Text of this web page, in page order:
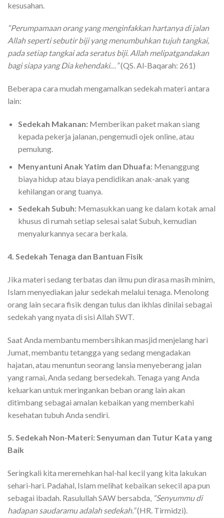
kesusahan.
“Perumpamaan orang yang menginfakkan hartanya di jalan
Allah seperti sebutir biji yang menumbuhkan tujuh tangkai,
pada setiap tangkai ada seratus biji. Allah melipatgandakan
bagi siapa yang Dia kehendaki…”(QS. Al-Baqarah: 261)
Beberapa cara mudah mengamalkan sedekah materi antara
lain:
Sedekah Makanan:Memberikan paket makan siang
kepada pekerja jalanan, pengemudi ojek online, atau
pemulung.
Menyantuni Anak Yatim dan Dhuafa:Menanggung
biaya hidup atau biaya pendidikan anak-anak yang
kehilangan orang tuanya.
Sedekah Subuh:Memasukkan uang ke dalam kotak amal
khusus di rumah setiap selesai salat Subuh, kemudian
menyalurkannya secara berkala.
4. Sedekah Tenaga dan Bantuan Fisik
Jika materi sedang terbatas dan ilmu pun dirasa masih minim,
Islam menyediakan jalur sedekah melalui tenaga. Menolong
orang lain secara fisik dengan tulus dan ikhlas dinilai sebagai
sedekah yang nyata di sisi Allah SWT.
Saat Anda membantu membersihkan masjid menjelang hari
Jumat, membantu tetangga yang sedang mengadakan
hajatan, atau menuntun seorang lansia menyeberang jalan
yang ramai, Anda sedang bersedekah. Tenaga yang Anda
keluarkan untuk meringankan beban orang lain akan
ditimbang sebagai amalan kebaikan yang memberkahi
kesehatan tubuh Anda sendiri.
5. Sedekah Non-Materi: Senyuman dan Tutur Kata yang
Baik
Seringkali kita meremehkan hal-hal kecil yang kita lakukan
sehari-hari. Padahal, Islam melihat kebaikan sekecil apa pun
sebagai ibadah. Rasulullah SAW bersabda, “Senyummu di
hadapan saudaramu adalah sedekah.”(HR. Tirmidzi).